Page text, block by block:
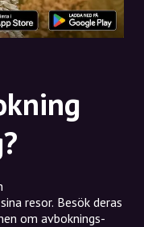
resor. Besök deras
om avboknings-